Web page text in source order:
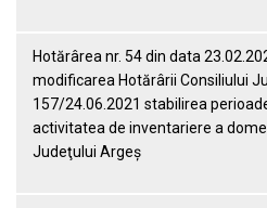
Hotărârea nr. 54 din data
modificarea Hotărârii Consiliului
157/24.06.2021 stabilirea
activitatea de inventariere a
Judeţului Argeş